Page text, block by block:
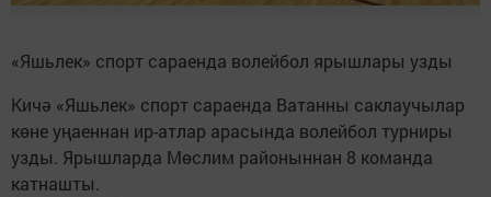
«Яшьлек» спорт сараенда волейбол ярышлары узды
Кичә «Яшьлек» спорт сараенда Ватанны саклаучылар
көне уңаеннан ир-атлар арасында волейбол турниры
узды. Ярышларда Мөслим районыннан 8 команда
катнашты.